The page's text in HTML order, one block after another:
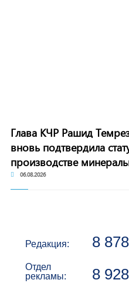
Глава КЧР Рашид
вновь подтвердила
производстве
06.08.2026
Редакция: 8
Отдел
рекламы:
8